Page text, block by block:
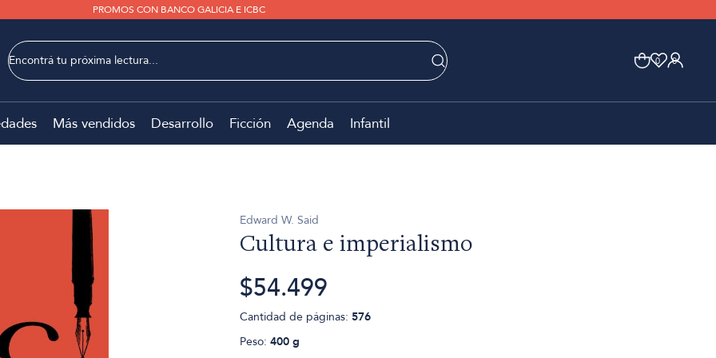
PROMOS CON BANCO GALICIA E ICBC
0 0
Más vendidos Desarrollo Ficción Agenda Infantil
Edward W. Said
Cultura e imperialismo
$54.499
Cantidad de páginas: 576
Peso: 400 g